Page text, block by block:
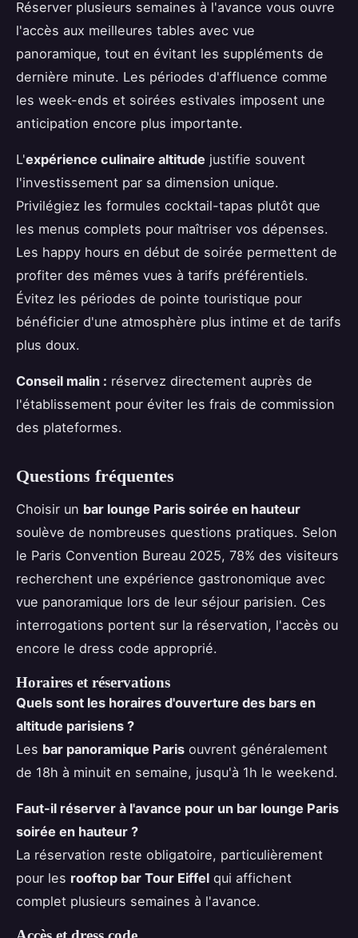
Réserver plusieurs semaines à l'avance vous ouvre
l'accès aux meilleures tables avec vue
panoramique, tout en évitant les suppléments de
dernière minute. Les périodes d'affluence comme
les week-ends et soirées estivales imposent une
anticipation encore plus importante.
L'expérience culinaire altitude justifie souvent
l'investissement par sa dimension unique.
Privilégiez les formules cocktail-tapas plutôt que
les menus complets pour maîtriser vos dépenses.
Les happy hours en début de soirée permettent de
profiter des mêmes vues à tarifs préférentiels.
Évitez les périodes de pointe touristique pour
bénéficier d'une atmosphère plus intime et de tarifs
plus doux.
Conseil malin : réservez directement auprès de
l'établissement pour éviter les frais de commission
des plateformes.
Questions fréquentes
Choisir un bar lounge Paris soirée en hauteur
soulève de nombreuses questions pratiques. Selon
le Paris Convention Bureau 2025, 78% des visiteurs
recherchent une expérience gastronomique avec
vue panoramique lors de leur séjour parisien. Ces
interrogations portent sur la réservation, l'accès ou
encore le dress code approprié.
Horaires et réservations
Quels sont les horaires d'ouverture des bars en
altitude parisiens ?
Les bar panoramique Paris ouvrent généralement
de 18h à minuit en semaine, jusqu'à 1h le weekend.
Faut-il réserver à l'avance pour un bar lounge Paris
soirée en hauteur ?
La réservation reste obligatoire, particulièrement
pour les rooftop bar Tour Eiffel qui affichent
complet plusieurs semaines à l'avance.